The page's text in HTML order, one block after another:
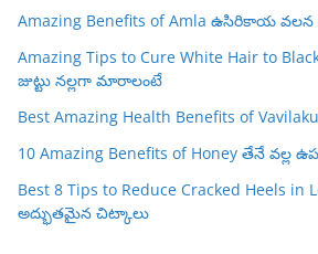
Amazing Benefits of Amla ఉసిరికాయ
Amazing Tips to Cure White Hair to
జుట్టు నల్లగా మారాలంటే
Best Amazing Health Benefits of
10 Amazing Benefits of Honey తేనే వల్ల
Best 8 Tips to Reduce Cracked Heels in
అద్భుతమైన చిట్కాలు